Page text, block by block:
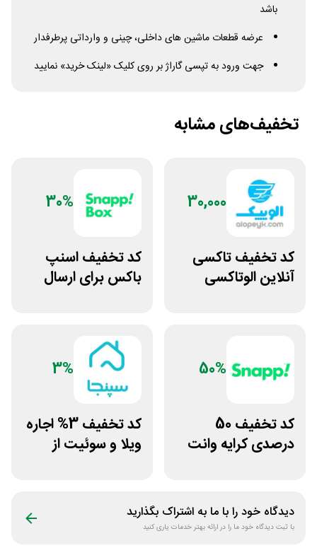
باشد
عرضه قطعات ماشین های داخلی، چینی و وارداتی پرطرفدار
جهت ورود به تپسی گاراژ بر روی کلیک «لینک خرید» نمایید
تخفیف‌های مشابه
30,000
کد تخفیف تاکسی
آنلاین الوتاکسی
30%
کد تخفیف اسنپ
باکس برای ارسال
50%
کد تخفیف 50
درصدی کرایه وانت
3%
کد تخفیف 3% اجاره
ویلا و سوئیت از
دیدگاه خود را با ما به اشتراک بگذارید
با ثبت دیدگاه خود ما را در ارائه بهتر خدمات یاری کنید